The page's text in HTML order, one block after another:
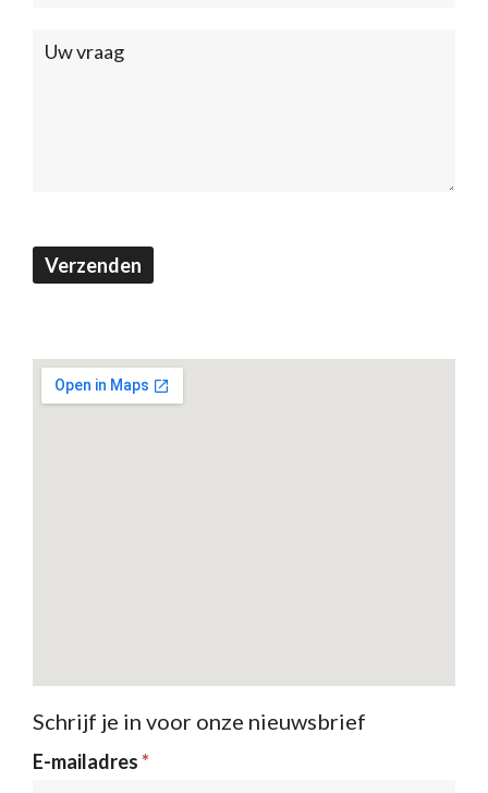
ons
Verzenden
Schrijf je in voor onze nieuwsbrief
Nieuwsbrief
E-mailadres*